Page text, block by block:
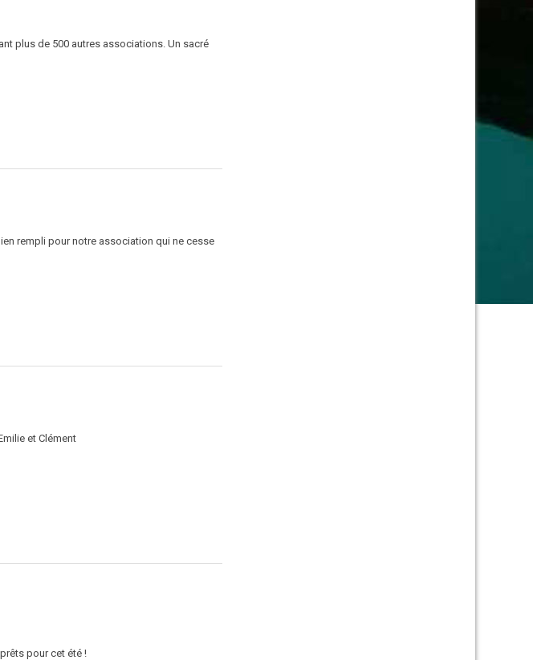
plus de 500 autres associations. Un sacré
rempli pour notre association qui ne cesse
et Clément
pour cet été !